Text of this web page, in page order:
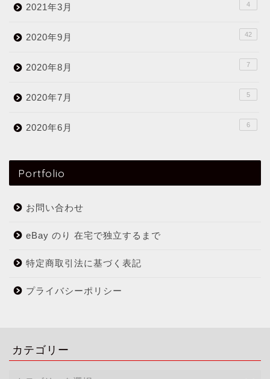
2021年3月 4
2020年9月 42
2020年8月 7
2020年7月 5
2020年6月 6
Portfolio
お問い合わせ
eBay のり 在宅で独立するまで
特定商取引法に基づく表記
プライバシーポリシー
カテゴリー